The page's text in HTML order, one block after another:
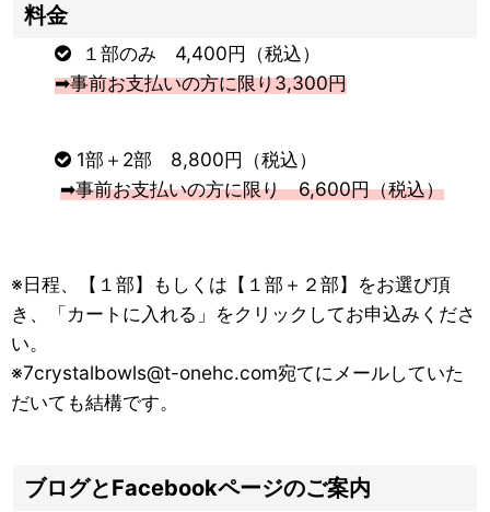
料金
１部のみ 4,400円（税込）
➡事前お支払いの方に限り3,300円
1部＋2部 8,800円（税込）
➡事前お支払いの方に限り 6,600円（税込）
※日程、【１部】もしくは【１部＋２部】をお選び頂
き、「カートに入れる」をクリックしてお申込みくださ
い。
※7crystalbowls@t-onehc.com宛てにメールしていた
だいても結構です。
ブログとFacebookページのご案内